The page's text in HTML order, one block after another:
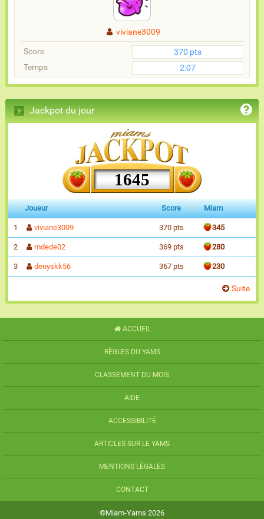
viviane3009
Score
370 pts
Temps
2:07
Jackpot du jour
1645
Joueur Score Miam
1 viviane3009 370 pts 345
2 mdede02 369 pts 280
3 denyskk56 367 pts 230
Suite
ACCUEIL
RÈGLES DU YAMS
CLASSEMENT DU MOIS
AIDE
ACCESSIBILITÉ
ARTICLES SUR LE YAMS
MENTIONS LÉGALES
CONTACT
©Miam-Yams 2026